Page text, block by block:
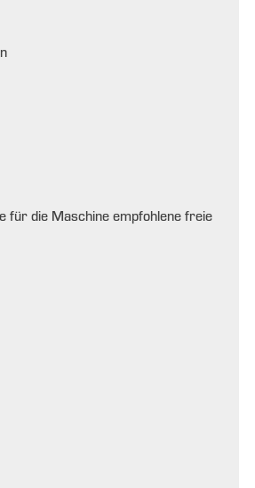
für die Maschine empfohlene freie